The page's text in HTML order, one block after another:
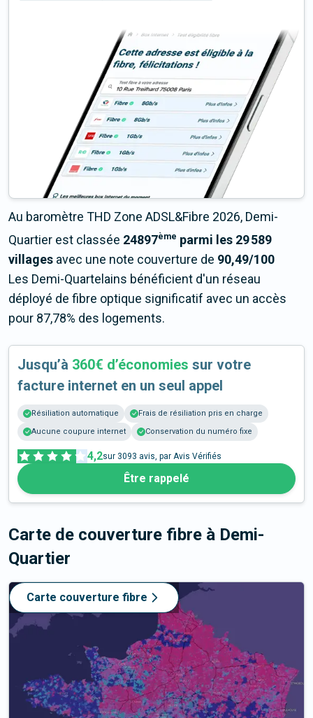
Au baromètre THD Zone ADSL&Fibre 2026, Demi-
Quartier est classée 24897ème parmi les 29 589
villages avec une note couverture de 90,49/100
Les Demi-Quartelains bénéficient d'un réseau
déployé de fibre optique significatif avec un accès
pour 87,78% des logements.
Jusqu’à 360€ d’économies sur votre
facture internet en un seul appel
Résiliation automatique
Frais de résiliation pris en charge
Aucune coupure internet
Conservation du numéro fixe
4,2sur 3093 avis, par Avis Vérifiés
Être rappelé
Carte de couverture fibre à Demi-
Quartier
Carte couverture fibre